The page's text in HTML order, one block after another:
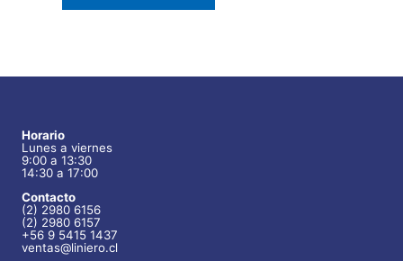
Horario
Lunes a viernes
9:00 a 13:30
14:30 a 17:00
Contacto
(2) 2980 6156
(2) 2980 6157
+56 9 5415 1437
ventas@liniero.cl